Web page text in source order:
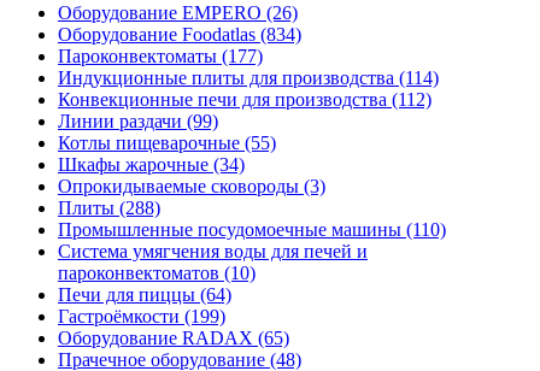
Оборудование EMPERO (26)
Оборудование Foodatlas (834)
Пароконвектоматы (177)
Индукционные плиты для производства (114)
Конвекционные печи для производства (112)
Линии раздачи (99)
Котлы пищеварочные (55)
Шкафы жарочные (34)
Опрокидываемые сковороды (3)
Плиты (288)
Промышленные посудомоечные машины (110)
Система умягчения воды для печей и
пароконвектоматов (10)
Печи для пиццы (64)
Гастроёмкости (199)
Оборудование RADAX (65)
Прачечное оборудование (48)